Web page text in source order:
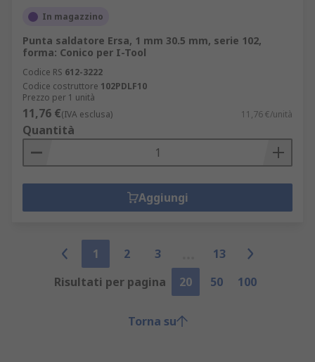
In magazzino
Punta saldatore Ersa, 1 mm 30.5 mm, serie 102,
forma: Conico per I-Tool
Codice RS 612-3222
Codice costruttore 102PDLF10
Prezzo per 1 unità
11,76 €(IVA esclusa) 11,76 €/unità
Quantità
Aggiungi
1 2 3
13
Risultati per pagina
20 50 100
Torna su